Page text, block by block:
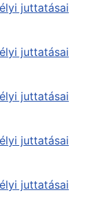
juttatásai
juttatásai
juttatásai
juttatásai
juttatásai